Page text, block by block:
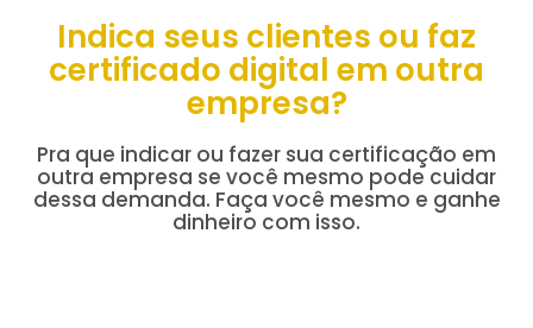
Indica seus clientes ou faz
certificado digital em outra
empresa?
Pra que indicar ou fazer sua certificação em
outra empresa se você mesmo pode cuidar
dessa demanda. Faça você mesmo e ganhe
dinheiro com isso.